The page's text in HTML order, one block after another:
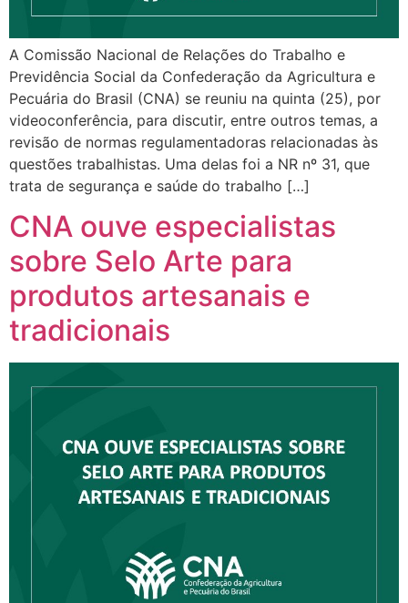
A Comissão Nacional de Relações do Trabalho e
Previdência Social da Confederação da Agricultura e
Pecuária do Brasil (CNA) se reuniu na quinta (25), por
videoconferência, para discutir, entre outros temas, a
revisão de normas regulamentadoras relacionadas às
questões trabalhistas. Uma delas foi a NR nº 31, que
trata de segurança e saúde do trabalho […]
CNA ouve especialistas
sobre Selo Arte para
produtos artesanais e
tradicionais